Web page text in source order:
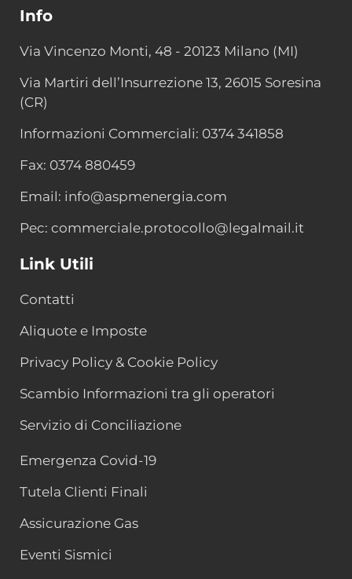
Info
Via Vincenzo Monti, 48 - 20123 Milano (MI)
Via Martiri dell’Insurrezione 13, 26015 Soresina
(CR)
Informazioni Commerciali: 0374 341858
Fax: 0374 880459
Email: info@aspmenergia.com
Pec: commerciale.protocollo@legalmail.it
Link Utili
Contatti
Aliquote e Imposte
Privacy Policy & Cookie Policy
Scambio Informazioni tra gli operatori
Servizio di Conciliazione
Emergenza Covid-19
Tutela Clienti Finali
Assicurazione Gas
Eventi Sismici